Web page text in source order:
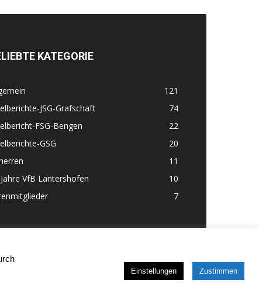
KATEGORIE
121
JSG-Grafschaft
74
FSG-Bengen
22
GSG
20
11
VfB Lantershofen
10
7
Einstellungen Zustimmen